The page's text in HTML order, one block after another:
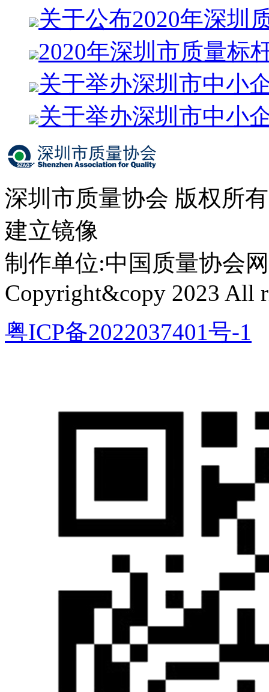
关于公布2020年深圳
2020年深圳市质量标
关于举办深圳市中小
关于举办深圳市中小
深圳市质量协会 版权所
建立镜像
制作单位:中国质量协会
Copyright&copy 2023 All
粤ICP备2022037401号-1